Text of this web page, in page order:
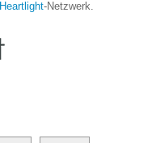
Heartlight-Netzwerk.